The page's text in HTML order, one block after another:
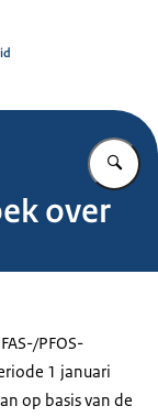
over
PFOS-
1 januari
op basis van de